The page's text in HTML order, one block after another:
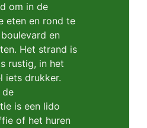
om in de
eten en rond te
en
Het strand is
rustig, in het
iets drukker.
de
is een lido
of het huren